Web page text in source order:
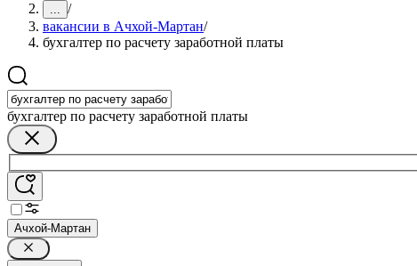
... /
вакансии в Ачхой-Мартан/
бухгалтер по расчету заработной платы
бухгалтер по расчету заработной платы
Ачхой-Мартан